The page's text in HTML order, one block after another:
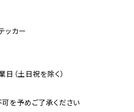
ッカー
日（土日祝を除く）
可を予めご了承ください